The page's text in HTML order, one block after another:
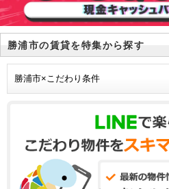
勝浦市の賃貸を特集から探す
勝浦市×こだわり条件